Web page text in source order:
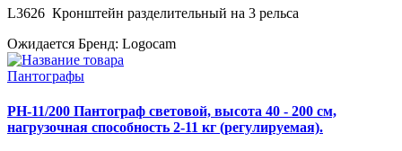
L3626 Кронштейн разделительный на 3 рельса
Ожидается Бренд: Logocam
Пантографы
PH-11/200 Пантограф световой, высота 40 - 200 см,
нагрузочная способность 2-11 кг (регулируемая).